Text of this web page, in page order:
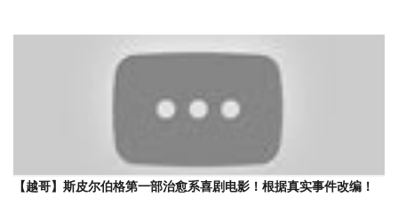
【越哥】斯皮尔伯格第一部治愈系喜剧电影！根据真实事件改编！